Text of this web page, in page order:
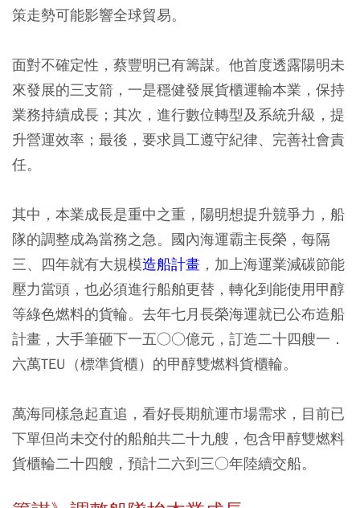
策走勢可能影響全球貿易。
面對不確定性，蔡豐明已有籌謀。他首度透露陽明未
來發展的三支箭，一是穩健發展貨櫃運輸本業，保持
業務持續成長；其次，進行數位轉型及系統升級，提
升營運效率；最後，要求員工遵守紀律、完善社會責
任。
其中，本業成長是重中之重，陽明想提升競爭力，船
隊的調整成為當務之急。國內海運霸主長榮，每隔
三、四年就有大規模造船計畫 ，加上海運業減碳節能
壓力當頭，也必須進行船舶更替，轉化到能使用甲醇
等綠色燃料的貨輪。去年七月長榮海運就已公布造船
計畫，大手筆砸下一五○○億元，訂造二十四艘一．
六萬TEU（標準貨櫃）的甲醇雙燃料貨櫃輪。
萬海同樣急起直追，看好長期航運市場需求，目前已
下單但尚未交付的船舶共二十九艘，包含甲醇雙燃料
貨櫃輪二十四艘，預計二六到三○年陸續交船。